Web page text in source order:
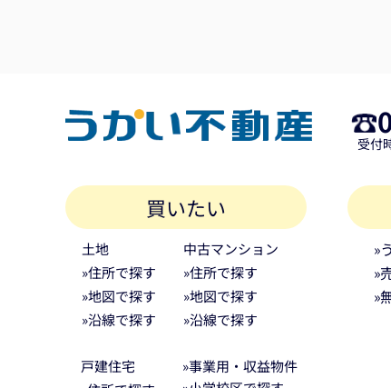
受付
買いたい
土地
»住所で探す
»地図で探す
»沿線で探す
中古マンション
»住所で探す
»地図で探す
»沿線で探す
戸建住宅
»事業用・収益物件
»
»
»